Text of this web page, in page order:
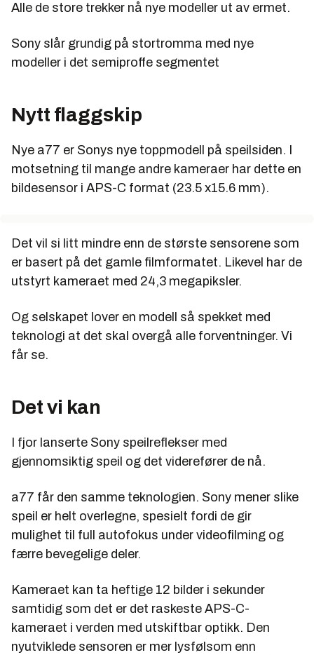
Alle de store trekker nå nye modeller ut av ermet.
Sony slår grundig på stortromma med nye
modeller i det semiproffe segmentet
Nytt flaggskip
Nye a77 er Sonys nye toppmodell på speilsiden. I
motsetning til mange andre kameraer har dette en
bildesensor i APS-C format (23.5 x15.6 mm).
Det vil si litt mindre enn de største sensorene som
er basert på det gamle filmformatet. Likevel har de
utstyrt kameraet med 24,3 megapiksler.
Og selskapet lover en modell så spekket med
teknologi at det skal overgå alle forventninger. Vi
får se.
Det vi kan
I fjor lanserte Sony speilreflekser med
gjennomsiktig speil og det viderefører de nå.
a77 får den samme teknologien. Sony mener slike
speil er helt overlegne, spesielt fordi de gir
mulighet til full autofokus under videofilming og
færre bevegelige deler.
Kameraet kan ta heftige 12 bilder i sekunder
samtidig som det er det raskeste APS-C-
kameraet i verden med utskiftbar optikk. Den
nyutviklede sensoren er mer lysfølsom enn